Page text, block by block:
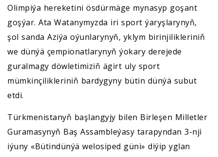
Olimpiýa hereketini ösdürmäge mynasyp goşant
goşýar. Ata Watanymyzda iri sport ýaryşlarynyň,
şol sanda Aziýa oýunlarynyň, yklym birinjilikleriniň
we dünýä çempionatlarynyň ýokary derejede
guralmagy döwletimiziň ägirt uly sport
mümkinçilikleriniň bardygyny bütin dünýä subut
etdi.
Türkmenistanyň başlangyjy bilen Birleşen Milletler
Guramasynyň Baş Assambleýasy tarapyndan 3-nji
iýuny «Bütindünýä welosiped güni» diýip yglan